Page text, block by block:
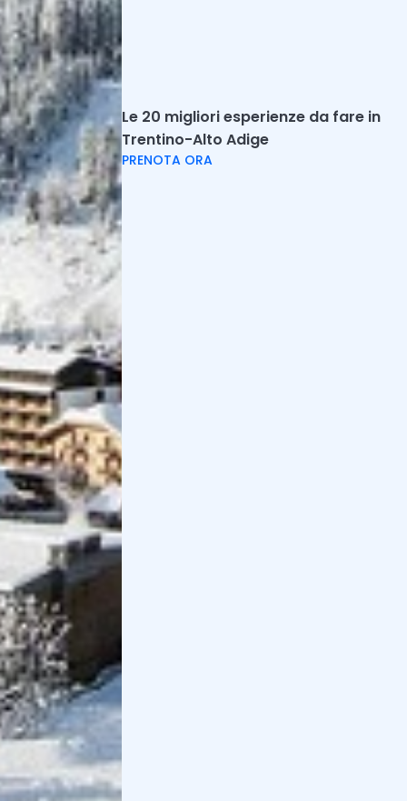
Le 20 migliori esperienze da fare in
Trentino-Alto Adige
PRENOTA ORA
Trovi Holidoit
Iscriviti alla newsletter
Ricevi la nostra newsletter con esperienze da
fare nella tua zona.
Articoli correlati
Capodanno 2026 a Canazei: le 8 migliori
cose da fare
Capodanno a Canazei 2026: tra feste in
piazza, cene in baita, feste in discoteca ed
esperienze, ecco 8 idee per un Capod...
Le 8 migliori cose da fare a Canazei in
inverno
Lista di attività da fare a Canazei e nei
Pagine correlate
Scopri le migliori esperienze in Val di Fassa:
passeggiate a cavallo, ciaspolate, pranzi in